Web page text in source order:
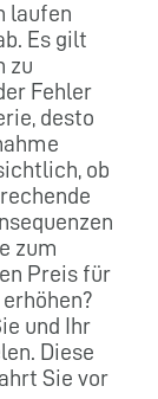
laufen
Es gilt
zu
Fehler
desto
ob
zum
Preis für
und Ihr
Diese
Sie vor